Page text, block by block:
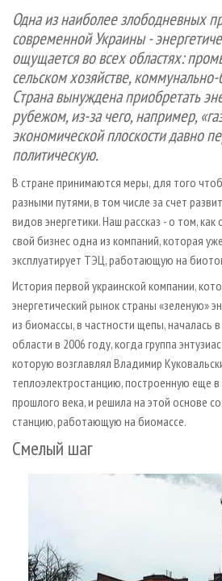
СУШКА ДРЕВЕСИНЫ
ПРОИЗВОДСТВО ДРЕВЕСНЫХ ПЛИТ
ДЕРЕВЯННОЕ ДОМОСТРОЕНИЕ
ПРОИЗВОДСТВО МЕБЕЛИ
БИОЭНЕРГЕТИКА
ЦБП
ПЕРСОНЫ
МОБИЛЬНЫЕ ВЫСТАВКИ
ОФИЦИАЛЬНЫЕ ДЕЛЕГАЦИИ
ПРИОРИТЕТНЫЕ ИНВЕСТПРОЕКТЫ
RUSSIAN FORESTRY REVIEW
ГАЗЕТА ЛЕСПРОМФОРУМ
КОНТАКТЫ
РЕКЛАМА
РЕКЛАМА НА САЙТЕ
Одна из наиболее злободневных
современной Украины -
ощущается во всех областях:
сельском хозяйстве,
Страна вынуждена приобретать
рубежом, из-за чего, например,
экономической плоскости давно
политическую.
В стране принимаются меры, для того
разными путями, в том числе за счет
видов энергетики. Наш рассказ - о том,
свой бизнес одна из компаний, которая
эксплуатирует ТЭЦ, работающую на
История первой украинской компании,
энергетический рынок страны «зеленую»
из биомассы, в частности щепы, началась в
области в 2006 году, когда группа
которую возглавлял Владимир
теплоэлектростанцию, построенную еще
прошлого века, и решила на этой основе
станцию, работающую на биомассе.
Смелый шаг